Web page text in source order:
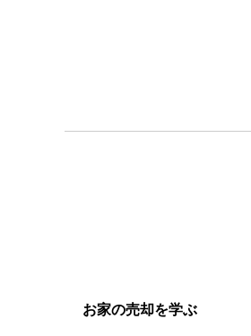
お家の売却を学ぶ